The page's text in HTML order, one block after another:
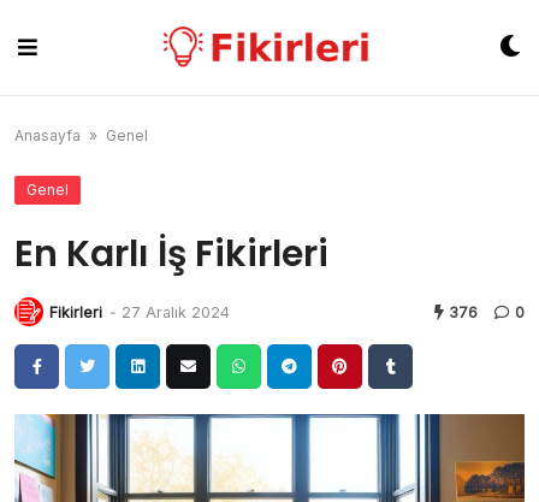
content
Anasayfa » Genel
Genel
En Karlı İş Fikirleri
Fikirleri - 27 Aralık 2024 376 0